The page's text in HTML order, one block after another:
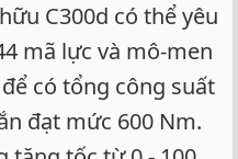
C300d có thể yêu
mã lực và mô-men
có tổng công suất
đạt mức 600 Nm.